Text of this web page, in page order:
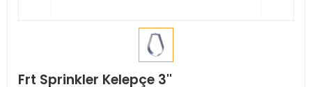
Frt Sprinkler Kelepçe 3''